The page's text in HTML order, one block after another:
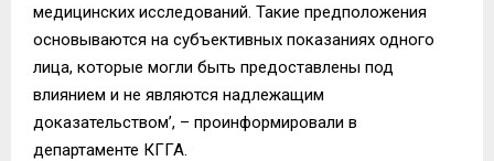
медицинских исследований. Такие предположения
основываются на субъективных показаниях одного
лица, которые могли быть предоставлены под
влиянием и не являются надлежащим
доказательством’, – проинформировали в
департаменте КГГА.